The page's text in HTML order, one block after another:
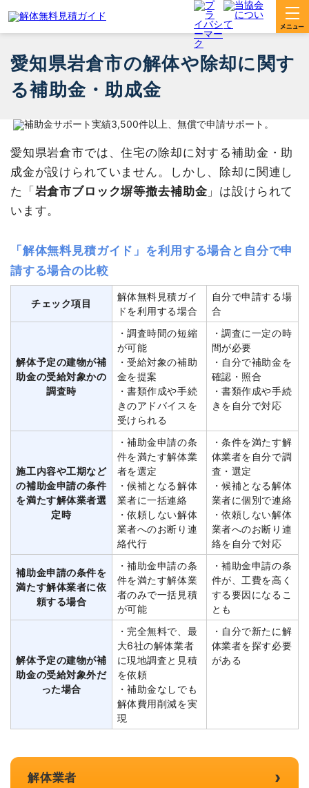
愛知県岩倉市の解体や除却に関す
る補助金・助成金
愛知県岩倉市では、住宅の除却に対する補助金・助
成金が設けられていません。しかし、除却に関連し
た「岩倉市ブロック塀等撤去補助金 」は設けられて
います。
「解体無料見積ガイド」を利用する場合と自分で申
請する場合の比較
チェック項目
解体無料見積ガイ
ドを利用する場合
自分で申請する場
合
解体予定の建物が補
助金の受給対象かの
調査時
・調査時間の短縮
が可能
・受給対象の補助
金を提案
・書類作成や手続
きのアドバイスを
受けられる
・調査に一定の時
間が必要
・自分で補助金を
確認・照合
・書類作成や手続
きを自分で対応
施工内容や工期など
の補助金申請の条件
を満たす解体業者選
定時
・補助金申請の条
件を満たす解体業
者を選定
・候補となる解体
業者に一括連絡
・依頼しない解体
業者へのお断り連
絡代行
・条件を満たす解
体業者を自分で調
査・選定
・候補となる解体
業者に個別で連絡
・依頼しない解体
業者へのお断り連
絡を自分で対応
補助金申請の条件を
満たす解体業者に依
頼する場合
・補助金申請の条
件を満たす解体業
者のみで一括見積
が可能
・補助金申請の条
件が、工費を高く
する要因になるこ
とも
解体予定の建物が補
助金の受給対象外だ
った場合
・完全無料で、最
大6社の解体業者
に現地調査と見積
を依頼
・補助金なしでも
解体費用削減を実
現
・自分で新たに解
体業者を探す必要
がある
解体業者 ›